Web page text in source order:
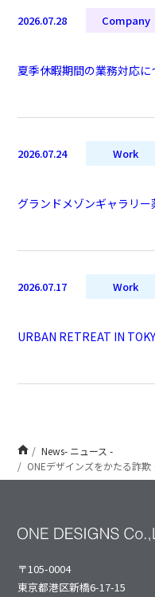
2026.07.28 Company
夏季休暇期間の業務対応に
2026.07.24 Work
グランドメゾンギャラリ
2026.07.17 Work
URBAN RETREAT IN
News- ニュース -
ONEデザインズをかたる詐
〒105-0004
東京都港区新橋6-17-15